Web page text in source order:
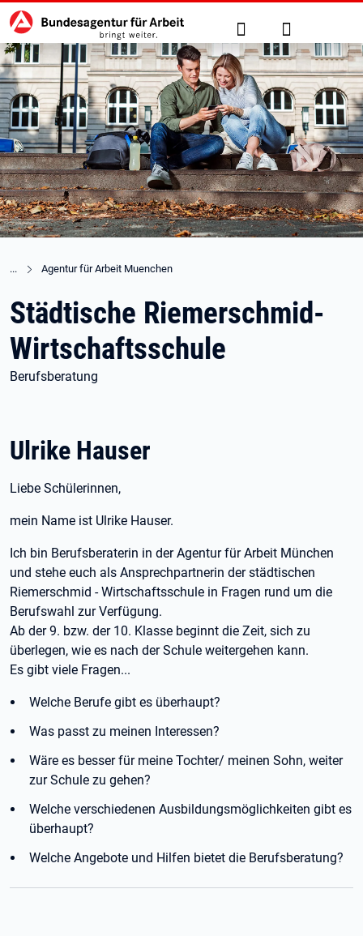
zu den Hauptinhalten springen
Hauptnavigation Suche Anmelden
Agentur für Arbeit Muenchen
Städtische Riemerschmid-
Wirtschaftsschule
Berufsberatung
Ulrike Hauser
Liebe Schülerinnen,
mein Name ist Ulrike Hauser.
Ich bin Berufsberaterin in der Agentur für Arbeit München
und stehe euch als Ansprechpartnerin der städtischen
Riemerschmid - Wirtschaftsschule in Fragen rund um die
Berufswahl zur Verfügung.
Ab der 9. bzw. der 10. Klasse beginnt die Zeit, sich zu
überlegen, wie es nach der Schule weitergehen kann.
Es gibt viele Fragen...
Welche Berufe gibt es überhaupt?
Was passt zu meinen Interessen?
Wäre es besser für meine Tochter/ meinen Sohn, weiter
zur Schule zu gehen?
Welche verschiedenen Ausbildungsmöglichkeiten gibt es
überhaupt?
Welche Angebote und Hilfen bietet die Berufsberatung?